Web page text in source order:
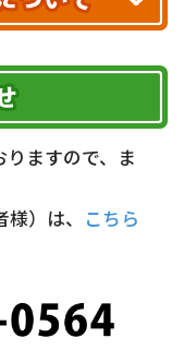
16～18時
指定なし
)
税込)
タイル
様にご負担い
詳しくはこちら▶
ますので、ま
）は、 こちら